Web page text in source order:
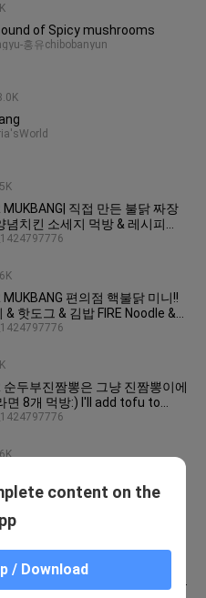
of Spicy mushrooms
홍유chibobanyun
MUKBANG| 직접 만든 불닭 짜장
념치킨 소세지 먹방 & 레시피
AND FIRE NOODLES
MUKBANG 편의점 핵불닭 미니!!
& 핫도그 & 김밥 FIRE Noodle &
& GIMBAP EATING SOUND!
순두부진짬뽕은 그냥 진짬뽕이에
면 8개 먹방:) I'll add tofu to
and eat 8 servings MUKBANG
물찜 Spicy Lobster Brasied
Korean food! How to make
cookie + brownie - Korean
content on the
/ Download